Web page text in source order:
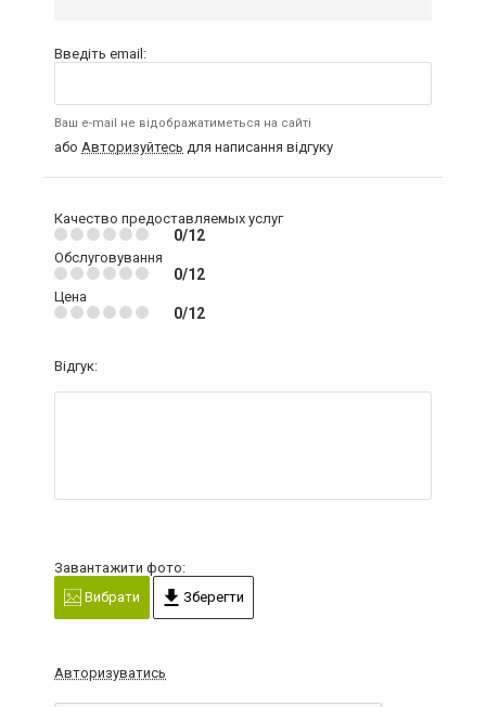
Введіть email:
Ваш e-mail не відображатиметься на сайті
або Авторизуйтесь для написання відгуку
Качество предоставляемых услуг
0/12
Обслуговування
0/12
Цена
0/12
Відгук:
Завантажити фото:
Вибрати
Зберегти
Авторизуватись